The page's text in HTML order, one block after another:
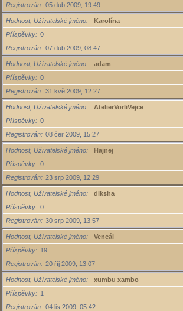
Registrován
05 dub 2009, 19:49
Hodnost, Uživatelské jméno
Karolína
Příspěvky
0
Registrován
07 dub 2009, 08:47
Hodnost, Uživatelské jméno
adam
Příspěvky
0
Registrován
31 kvě 2009, 12:27
Hodnost, Uživatelské jméno
AtelierVorliVejce
Příspěvky
0
Registrován
08 čer 2009, 15:27
Hodnost, Uživatelské jméno
Hajnej
Příspěvky
0
Registrován
23 srp 2009, 12:29
Hodnost, Uživatelské jméno
diksha
Příspěvky
0
Registrován
30 srp 2009, 13:57
Hodnost, Uživatelské jméno
Vencál
Příspěvky
19
Registrován
20 říj 2009, 13:07
Hodnost, Uživatelské jméno
xumbu xambo
Příspěvky
1
Registrován
04 lis 2009, 05:42